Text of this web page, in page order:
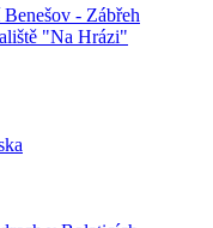
- Zábřeh
"Na Hrázi"